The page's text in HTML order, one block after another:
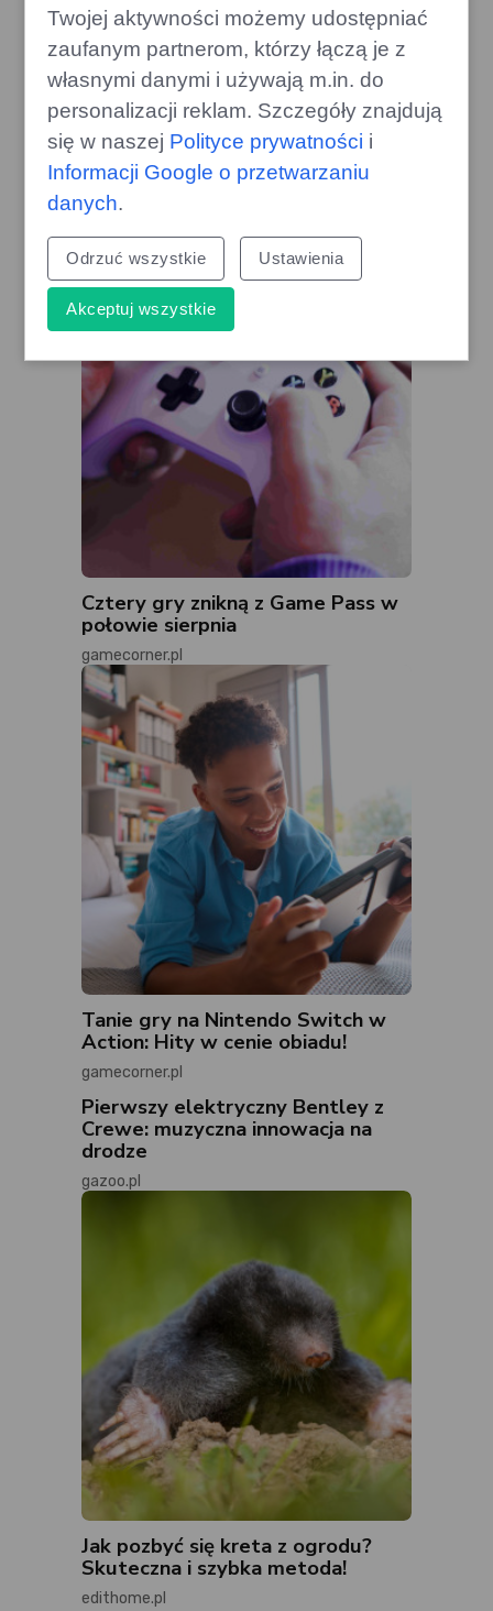
Ceny benzyny Pb95 rosną:
prognozy na sierpień są
niekorzystne
gazoo.pl
Cztery gry znikną z Game Pass w
połowie sierpnia
gamecorner.pl
Tanie gry na Nintendo Switch w
Action: Hity w cenie obiadu!
gamecorner.pl
Pierwszy elektryczny Bentley z
Crewe: muzyczna innowacja na
drodze
gazoo.pl
Jak pozbyć się kreta z ogrodu?
Skuteczna i szybka metoda!
edithome.pl
Twojej aktywności możemy udostępniać
zaufanym partnerom, którzy łączą je z
własnymi danymi i używają m.in. do
personalizacji reklam. Szczegóły znajdują
się w naszej Polityce prywatności i
Informacji Google o przetwarzaniu
danych.
Odrzuć wszystkie Ustawienia
Akceptuj wszystkie